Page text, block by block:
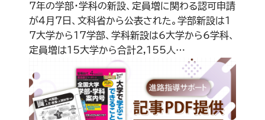
7年の学部・学科の新設、定員増に関わる認可申請
が4月7日、文科省から公表された。学部新設は1
7大学から17学部、学科新設は6大学から6学科、
定員増は15大学から合計2,155人…